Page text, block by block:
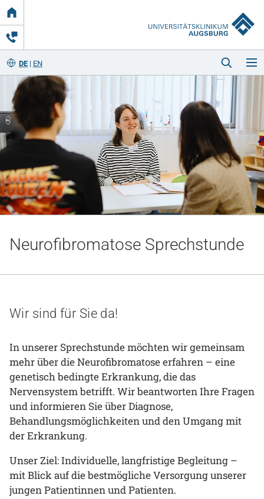
Link
zur
Startseite
DE EN
Startseite
Kliniken & Einrichtungen
Notaufnahme
Anreise
Neurofibromatose Sprechstunde
Wir sind für Sie da!
In unserer Sprechstunde möchten wir gemeinsam
mehr über die Neurofibromatose erfahren – eine
genetisch bedingte Erkrankung, die das
Nervensystem betrifft. Wir beantworten Ihre Fragen
und informieren Sie über Diagnose,
Behandlungsmöglichkeiten und den Umgang mit
der Erkrankung.
Unser Ziel: Individuelle, langfristige Begleitung –
mit Blick auf die bestmögliche Versorgung unserer
jungen Patientinnen und Patienten.